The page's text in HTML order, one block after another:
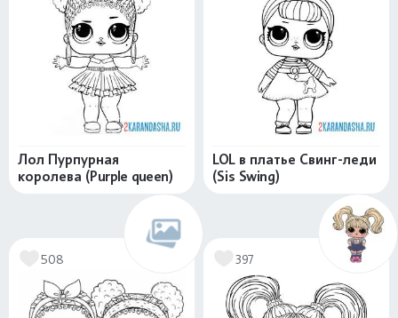
Лол Пурпурная
королева (Purple queen)
LOL в платье Свинг-леди
(Sis Swing)
508 397